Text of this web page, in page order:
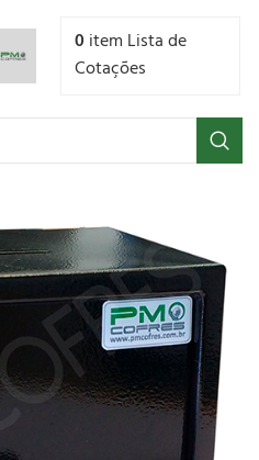
0 item Lista de
Cotações